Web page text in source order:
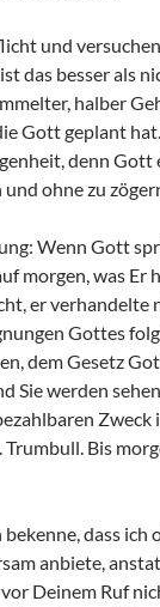
und
das besser als
halber
Gott geplant
denn Gott
ohne zu
Wenn Gott
morgen, was Er
er verhandelte
Gottes
dem Gesetz
Sie werden
Zweck
Bis
dass ich
anbiete,
Deinem Ruf